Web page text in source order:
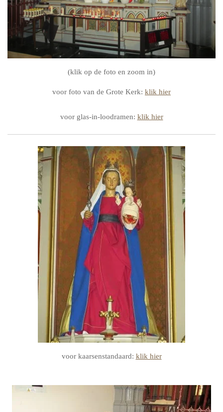
(klik op de foto en zoom in)
voor foto van de Grote Kerk: klik hier
voor glas-in-loodramen: klik hier
voor kaarsenstandaard: klik hier